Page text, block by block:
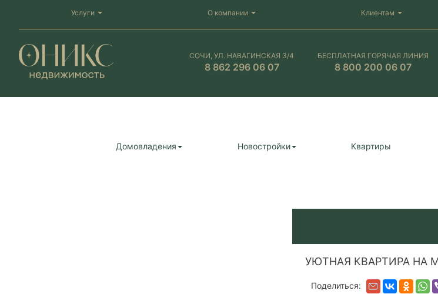
Услуги О компании Клиентам
СОЧИ, УЛ. НАВАГИНСКАЯ 3/4
8 862 296 06 07
БЕСПЛАТНАЯ ГОРЯЧАЯ ЛИНИЯ
8 800 200 06 07
Домовладения Новостройки Квартиры
УЮТНАЯ КВАРТИРА НА
Поделиться: